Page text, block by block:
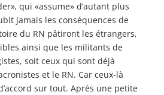
, qui «assume» d’autant plus
jamais les conséquences de
du RN pâtiront les étrangers,
ainsi que les militants de
soit ceux qui sont déjà
et le RN. Car ceux-là
sur tout. Après une petite